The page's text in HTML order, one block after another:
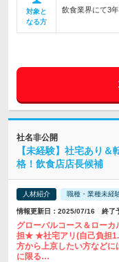
対象と
なる方
飲食業界にて3
社名非公開
【未経験】社宅あり
格！飲食店店長候補
人材紹介 職種・業種未経
情報更新日：2025/07/16 終了
グローバルコース＆ロー
担★ ★社宅アリ(自己負担
方から上京したい方など
に限る…